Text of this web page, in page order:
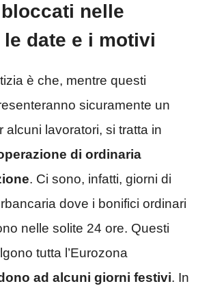
nelle
le date e i motivi
è che, mentre questi
sicuramente un
alcuni lavoratori, si tratta in
di ordinaria
. Ci sono, infatti, giorni di
dove i bonifici ordinari
nelle solite 24 ore. Questi
tutta l’Eurozona
ad alcuni giorni festivi. In